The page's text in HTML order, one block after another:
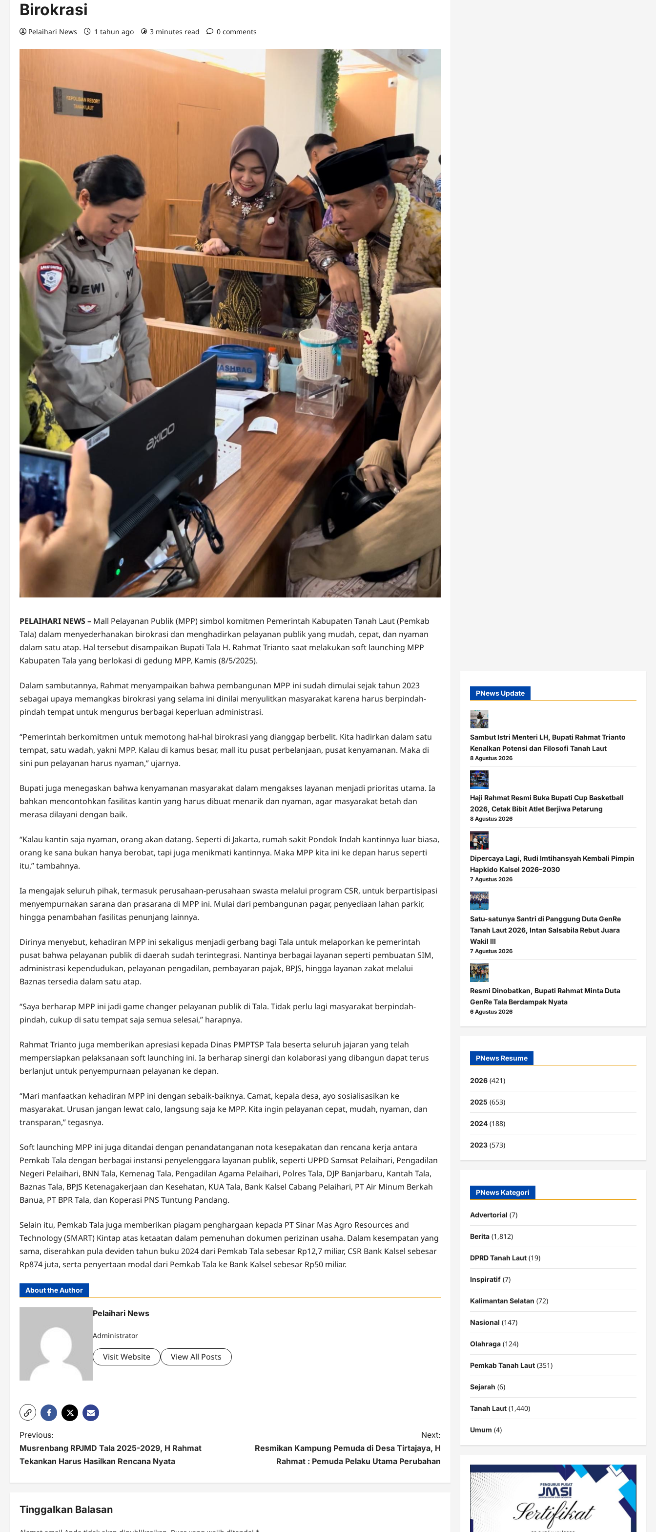
Birokrasi
Pelaihari News 1 tahun ago 3 minutes read 0 comments
PELAIHARI NEWS – Mall Pelayanan Publik (MPP) simbol komitmen Pemerintah Kabupaten Tanah Laut (Pemkab
Tala) dalam menyederhanakan birokrasi dan menghadirkan pelayanan publik yang mudah, cepat, dan nyaman
dalam satu atap. Hal tersebut disampaikan Bupati Tala H. Rahmat Trianto saat melakukan soft launching MPP
Kabupaten Tala yang berlokasi di gedung MPP, Kamis (8/5/2025).
Dalam sambutannya, Rahmat menyampaikan bahwa pembangunan MPP ini sudah dimulai sejak tahun 2023
sebagai upaya memangkas birokrasi yang selama ini dinilai menyulitkan masyarakat karena harus berpindah-
pindah tempat untuk mengurus berbagai keperluan administrasi.
“Pemerintah berkomitmen untuk memotong hal-hal birokrasi yang dianggap berbelit. Kita hadirkan dalam satu
tempat, satu wadah, yakni MPP. Kalau di kamus besar, mall itu pusat perbelanjaan, pusat kenyamanan. Maka di
sini pun pelayanan harus nyaman,” ujarnya.
Bupati juga menegaskan bahwa kenyamanan masyarakat dalam mengakses layanan menjadi prioritas utama. Ia
bahkan mencontohkan fasilitas kantin yang harus dibuat menarik dan nyaman, agar masyarakat betah dan
merasa dilayani dengan baik.
“Kalau kantin saja nyaman, orang akan datang. Seperti di Jakarta, rumah sakit Pondok Indah kantinnya luar biasa,
orang ke sana bukan hanya berobat, tapi juga menikmati kantinnya. Maka MPP kita ini ke depan harus seperti
itu,” tambahnya.
Ia mengajak seluruh pihak, termasuk perusahaan-perusahaan swasta melalui program CSR, untuk berpartisipasi
menyempurnakan sarana dan prasarana di MPP ini. Mulai dari pembangunan pagar, penyediaan lahan parkir,
hingga penambahan fasilitas penunjang lainnya.
Dirinya menyebut, kehadiran MPP ini sekaligus menjadi gerbang bagi Tala untuk melaporkan ke pemerintah
pusat bahwa pelayanan publik di daerah sudah terintegrasi. Nantinya berbagai layanan seperti pembuatan SIM,
administrasi kependudukan, pelayanan pengadilan, pembayaran pajak, BPJS, hingga layanan zakat melalui
Baznas tersedia dalam satu atap.
“Saya berharap MPP ini jadi game changer pelayanan publik di Tala. Tidak perlu lagi masyarakat berpindah-
pindah, cukup di satu tempat saja semua selesai,” harapnya.
Rahmat Trianto juga memberikan apresiasi kepada Dinas PMPTSP Tala beserta seluruh jajaran yang telah
mempersiapkan pelaksanaan soft launching ini. Ia berharap sinergi dan kolaborasi yang dibangun dapat terus
berlanjut untuk penyempurnaan pelayanan ke depan.
“Mari manfaatkan kehadiran MPP ini dengan sebaik-baiknya. Camat, kepala desa, ayo sosialisasikan ke
masyarakat. Urusan jangan lewat calo, langsung saja ke MPP. Kita ingin pelayanan cepat, mudah, nyaman, dan
transparan,” tegasnya.
Soft launching MPP ini juga ditandai dengan penandatanganan nota kesepakatan dan rencana kerja antara
Pemkab Tala dengan berbagai instansi penyelenggara layanan publik, seperti UPPD Samsat Pelaihari, Pengadilan
Negeri Pelaihari, BNN Tala, Kemenag Tala, Pengadilan Agama Pelaihari, Polres Tala, DJP Banjarbaru, Kantah Tala,
Baznas Tala, BPJS Ketenagakerjaan dan Kesehatan, KUA Tala, Bank Kalsel Cabang Pelaihari, PT Air Minum Berkah
Banua, PT BPR Tala, dan Koperasi PNS Tuntung Pandang.
Selain itu, Pemkab Tala juga memberikan piagam penghargaan kepada PT Sinar Mas Agro Resources and
Technology (SMART) Kintap atas ketaatan dalam pemenuhan dokumen perizinan usaha. Dalam kesempatan yang
sama, diserahkan pula deviden tahun buku 2024 dari Pemkab Tala sebesar Rp12,7 miliar, CSR Bank Kalsel sebesar
Rp874 juta, serta penyertaan modal dari Pemkab Tala ke Bank Kalsel sebesar Rp50 miliar.
About the Author
Pelaihari News
Administrator
Visit Website View All Posts
P
o
n
Previous:
Musrenbang RPJMD Tala 2025-2029, H Rahmat
Tekankan Harus Hasilkan Rencana Nyata
Next:
Resmikan Kampung Pemuda di Desa Tirtajaya, H
Rahmat : Pemuda Pelaku Utama Perubahan
Tinggalkan Balasan
PNews Update
Sambut Istri Menteri LH, Bupati Rahmat Trianto
Kenalkan Potensi dan Filosofi Tanah Laut
8 Agustus 2026
Haji Rahmat Resmi Buka Bupati Cup Basketball
2026, Cetak Bibit Atlet Berjiwa Petarung
8 Agustus 2026
Dipercaya Lagi, Rudi Imtihansyah Kembali Pimpin
Hapkido Kalsel 2026–2030
7 Agustus 2026
Satu-satunya Santri di Panggung Duta GenRe
Tanah Laut 2026, Intan Salsabila Rebut Juara
Wakil III
7 Agustus 2026
Resmi Dinobatkan, Bupati Rahmat Minta Duta
GenRe Tala Berdampak Nyata
6 Agustus 2026
PNews Resume
2026(421)
2025 (653)
2024(188)
2023(573)
PNews Kategori
Advertorial (7)
Berita(1,812)
DPRD Tanah Laut(19)
Inspiratif(7)
Kalimantan Selatan (72)
Nasional (147)
Olahraga(124)
Pemkab Tanah Laut(351)
Sejarah (6)
Tanah Laut(1,440)
Umum (4)